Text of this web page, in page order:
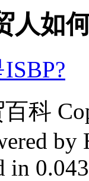
人如
科
in